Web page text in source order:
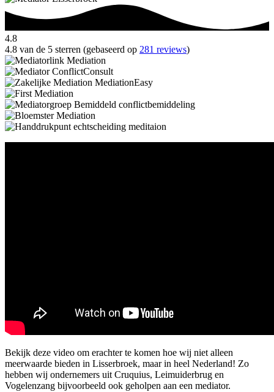
4.8
4.8 van de 5 sterren (gebaseerd op 281 reviews)
Bekijk deze video om erachter te komen hoe wij niet alleen
meerwaarde bieden in Lisserbroek, maar in heel Nederland! Zo
hebben wij ondernemers uit Cruquius, Leimuiderbrug en
Vogelenzang bijvoorbeeld ook geholpen aan een mediator.